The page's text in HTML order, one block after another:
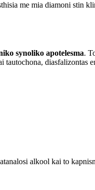
me mia diamoni stin
synoliko apotelesma.
diasfalizontas
alkool kai to